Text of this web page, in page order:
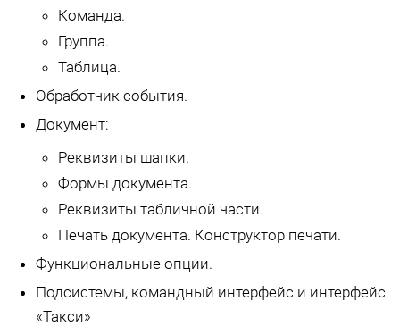
Команда.
Группа.
Таблица.
Обработчик события.
Документ:
Реквизиты шапки.
Формы документа.
Реквизиты табличной части.
Печать документа. Конструктор печати.
Функциональные опции.
Подсистемы, командный интерфейс и интерфейс
«Такси»